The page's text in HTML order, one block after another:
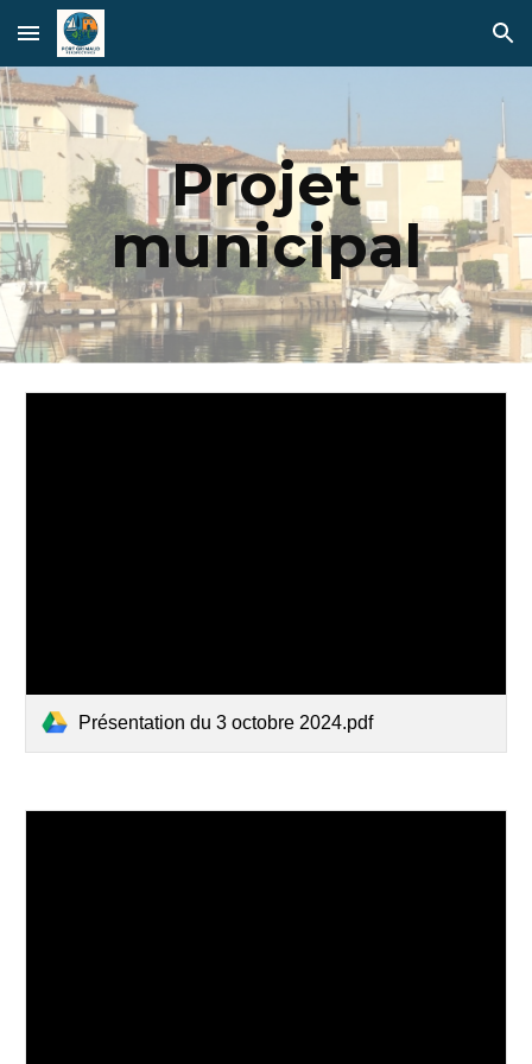
Skip to main content Skip to navigation
Projet
municipal
Présentation du 3 octobre 2024.pdf